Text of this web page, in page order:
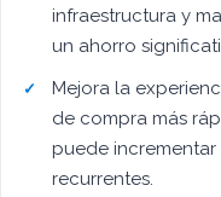
infraestructura y
un ahorro
Mejora la
de compra más
puede
recurrentes.